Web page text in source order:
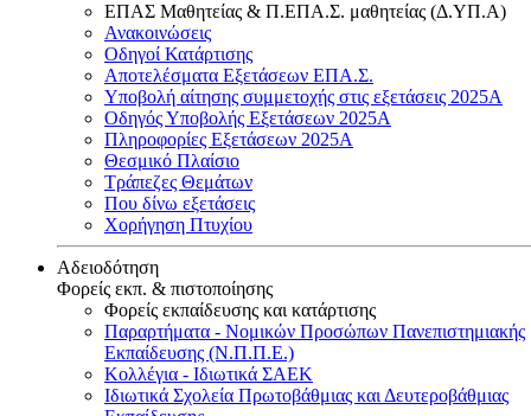
ΕΠΑΣ Μαθητείας & Π.ΕΠΑ.Σ. μαθητείας (Δ.ΥΠ.Α)
Ανακοινώσεις
Oδηγοί Κατάρτισης
Αποτελέσματα Εξετάσεων ΕΠΑ.Σ.
Υποβολή αίτησης συμμετοχής στις εξετάσεις 2025Α
Οδηγός Υποβολής Εξετάσεων 2025A
Πληροφορίες Εξετάσεων 2025Α
Θεσμικό Πλαίσιο
Τράπεζες Θεμάτων
Που δίνω εξετάσεις
Χορήγηση Πτυχίου
Αδειοδότηση
Φορείς εκπ. & πιστοποίησης
Φορείς εκπαίδευσης και κατάρτισης
Παραρτήματα - Νομικών Προσώπων Πανεπιστημιακής
Εκπαίδευσης (Ν.Π.Π.Ε.)
Κολλέγια - Ιδιωτικά ΣΑΕΚ
Ιδιωτικά Σχολεία Πρωτοβάθμιας και Δευτεροβάθμιας